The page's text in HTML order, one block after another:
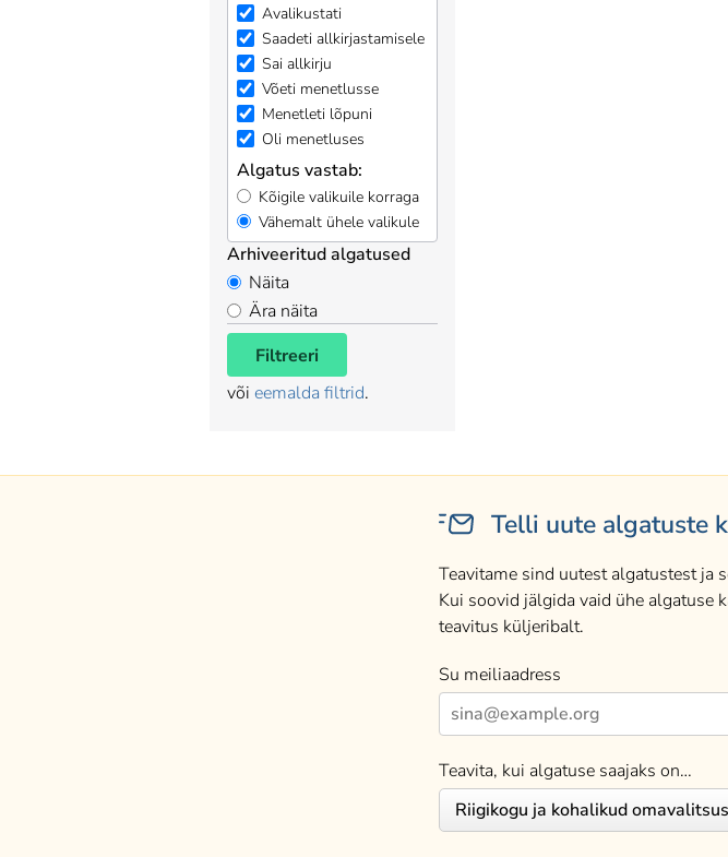
Avalikustati
Saadeti allkirjastamisele
Sai allkirju
Võeti menetlusse
Menetleti lõpuni
Oli menetluses
Algatus vastab:
Kõigile valikuile korraga
Vähemalt ühele valikule
Arhiveeritud algatused
Näita
Ära näita
Filtreeri
või eemalda filtrid.
Telli uute algatuste
Teavitame sind uutest algatustest ja
Kui soovid jälgida vaid ühe algatuse
teavitus küljeribalt.
Su meiliaadress
Teavita, kui algatuse saajaks on…